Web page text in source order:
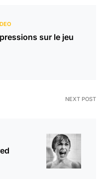
sur le jeu
NEXT POST